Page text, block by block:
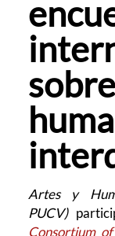
Historia
Proyecto
sobre
Artes y
PUCV)
Consortium